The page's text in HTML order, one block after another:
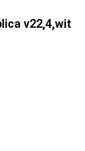
v22,4,wit